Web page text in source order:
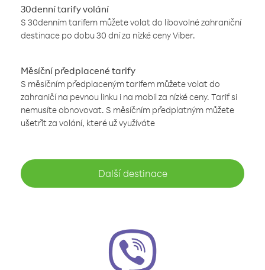
30denní tarify volání
S 30denním tarifem můžete volat do libovolné zahraniční
destinace po dobu 30 dní za nízké ceny Viber.
Měsíční předplacené tarify
S měsíčním předplaceným tarifem můžete volat do
zahraničí na pevnou linku i na mobil za nízké ceny. Tarif si
nemusíte obnovovat. S měsíčním předplatným můžete
ušetřit za volání, které už využíváte
Další destinace